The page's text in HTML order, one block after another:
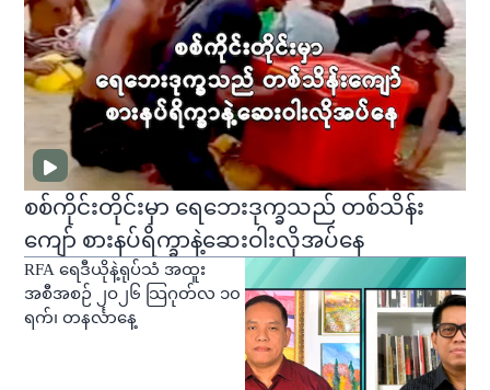
စစ်ကိုင်းတိုင်းမှာ ရေဘေးဒုက္ခသည် တစ်သိန်း
ကျော် စားနပ်ရိက္ခာနဲ့ဆေးဝါးလိုအပ်နေ
RFA ရေဒီယိုနဲ့ရုပ်သံ အထူး
အစီအစဉ် ၂ဝ၂၆ သြဂုတ်လ ၁၀
ရက်၊ တနင်္လာနေ့